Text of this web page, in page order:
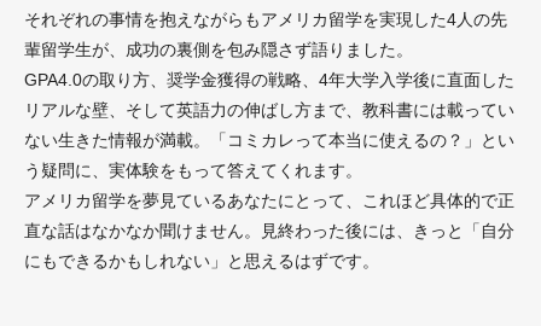
それぞれの事情を抱えながらもアメリカ留学を実現した4人の先
輩留学生が、成功の裏側を包み隠さず語りました。
GPA4.0の取り方、奨学金獲得の戦略、4年大学入学後に直面した
リアルな壁、そして英語力の伸ばし方まで、教科書には載ってい
ない生きた情報が満載。「コミカレって本当に使えるの？」とい
う疑問に、実体験をもって答えてくれます。
アメリカ留学を夢見ているあなたにとって、これほど具体的で正
直な話はなかなか聞けません。見終わった後には、きっと「自分
にもできるかもしれない」と思えるはずです。